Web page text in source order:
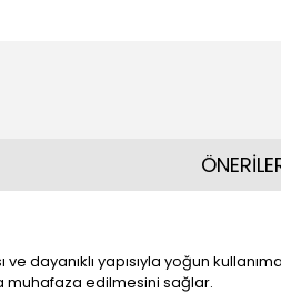
dayanıklı yapısıyla yoğun
muhafaza edilmesini sağlar.